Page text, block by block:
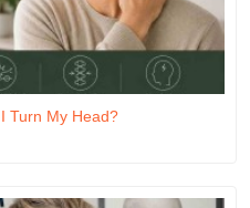
Turn My Head?